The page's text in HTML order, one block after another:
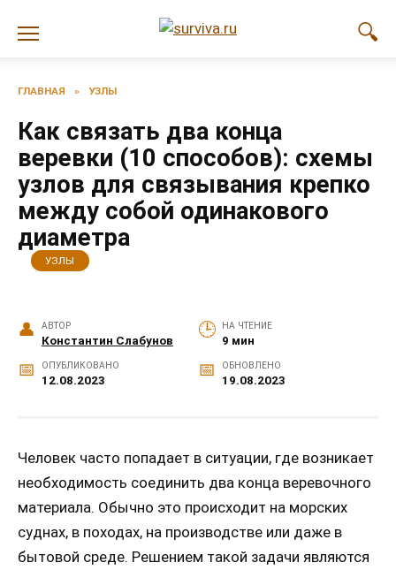
ГЛАВНАЯ » УЗЛЫ
Как связать два конца
веревки (10 способов): схемы
узлов для связывания крепко
между собой одинакового
диаметра
УЗЛЫ
АВТОР
Константин Слабунов
НА ЧТЕНИЕ
9 мин
ОПУБЛИКОВАНО
12.08.2023
ОБНОВЛЕНО
19.08.2023
Человек часто попадает в ситуации, где возникает
необходимость соединить два конца веревочного
материала. Обычно это происходит на морских
суднах, в походах, на производстве или даже в
бытовой среде. Решением такой задачи являются